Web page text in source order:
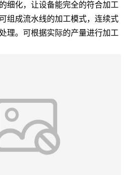
细化，让设备能完全的符合加工
组成流水线的加工模式，连续式
理。可根据实际的产量进行加工